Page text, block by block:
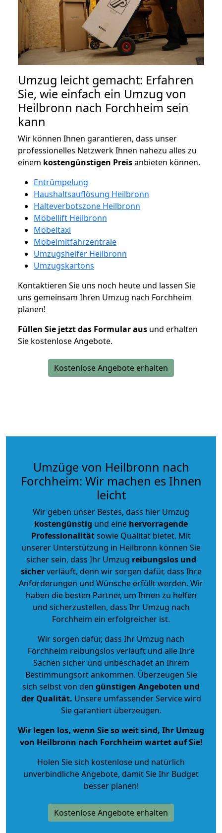
Umzug leicht gemacht: Erfahren
Sie, wie einfach ein Umzug von
Heilbronn nach Forchheim sein
kann
Wir können Ihnen garantieren, dass unser
professionelles Netzwerk Ihnen nahezu alles zu
einem kostengünstigen Preisanbieten können.
Entrümpelung
Haushaltsauflösung Heilbronn
Halteverbotszone Heilbronn
Möbellift Heilbronn
Möbeltaxi
Möbelmitfahrzentrale
Umzugshelfer Heilbronn
Umzugskartons
Kontaktieren Sie uns noch heute und lassen Sie
uns gemeinsam Ihren Umzug nach Forchheim
planen!
Füllen Sie jetzt das Formular aus und erhalten
Sie kostenlose Angebote.
Kostenlose Angebote erhalten
Umzüge von Heilbronn nach
Forchheim: Wir machen es Ihnen
leicht
Wir geben unser Bestes, dass hier Umzug
kostengünstig und eine hervorragende
Professionalitätsowie Qualität bietet. Mit
unserer Unterstützung in Heilbronn können Sie
sicher sein, dass Ihr Umzug reibungslos und
sicherverläuft, denn wir sorgen dafür, dass Ihre
Anforderungen und Wünsche erfüllt werden. Wir
haben die besten Partner, um Ihnen zu helfen
und sicherzustellen, dass Ihr Umzug nach
Forchheim ein erfolgreicher ist.
Wir sorgen dafür, dass Ihr Umzug nach
Forchheim reibungslos verläuft und alle Ihre
Sachen sicher und unbeschadet an Ihrem
Bestimmungsort ankommen. Überzeugen Sie
sich selbst von den günstigen Angeboten und
der Qualität. Unsere umfassender Service wird
Sie garantiert überzeugen.
Wir legen los, wenn Sie so weit sind, Ihr Umzug
von Heilbronn nach Forchheim wartet auf Sie!
Holen Sie sich kostenlose und natürlich
unverbindliche Angebote, damit Sie Ihr Budget
besser planen!
Kostenlose Angebote erhalten